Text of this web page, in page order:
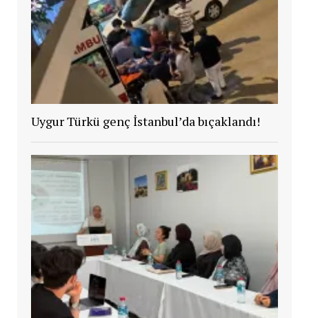
Uygur Türkü genç İstanbul’da bıçaklandı!